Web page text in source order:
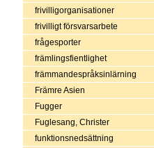
frivilligorganisationer
frivilligt försvarsarbete
frågesporter
främlingsfientlighet
främmandespråksinlärning
Främre Asien
Fugger
Fuglesang, Christer
funktionsnedsättning